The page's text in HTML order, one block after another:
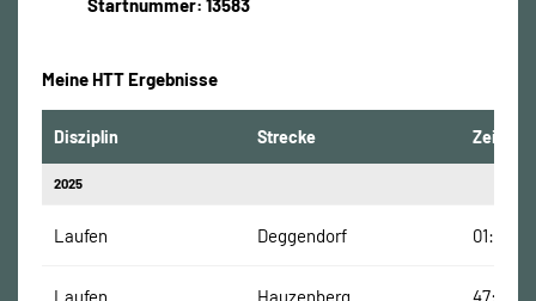
Startnummer: 13583
Meine HTT Ergebnisse
Disziplin Strecke Zeit
2025
Laufen Deggendorf
Laufen Hauzenberg 47:43